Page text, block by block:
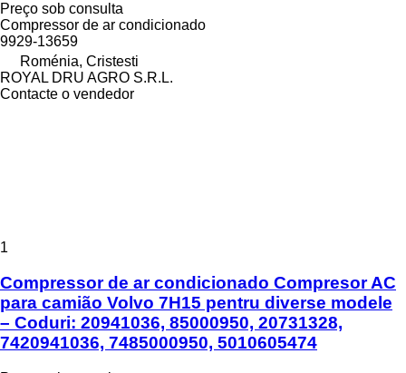
Preço sob consulta
Compressor de ar condicionado
9929-13659
Roménia, Cristesti
ROYAL DRU AGRO S.R.L.
Contacte o vendedor
1
Compressor de ar condicionado Compresor AC
para camião Volvo 7H15 pentru diverse modele
– Coduri: 20941036, 85000950, 20731328,
7420941036, 7485000950, 5010605474